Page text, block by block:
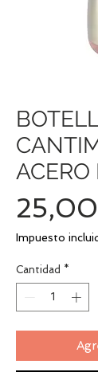
Impuesto
Cantidad *